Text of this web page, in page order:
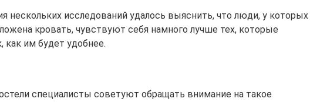
нескольких исследований удалось выяснить, что люди, у которых
кровать, чувствуют себя намного лучше тех, которые
как им будет удобнее.
специалисты советуют обращать внимание на такое